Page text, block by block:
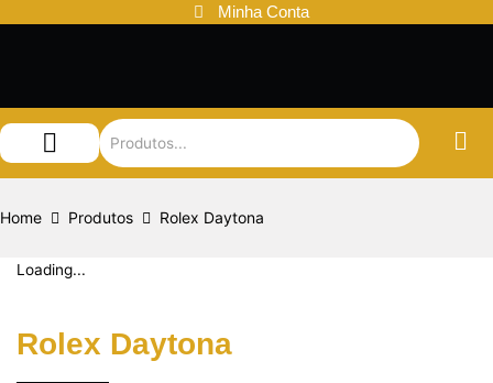
Minha Conta
Home Produtos Rolex Daytona
Loading...
Rolex Daytona